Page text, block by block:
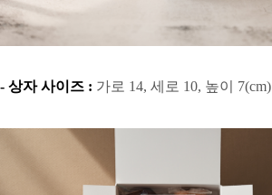
- 상자 사이즈 : 가로 14, 세로 10, 높이 7(cm)